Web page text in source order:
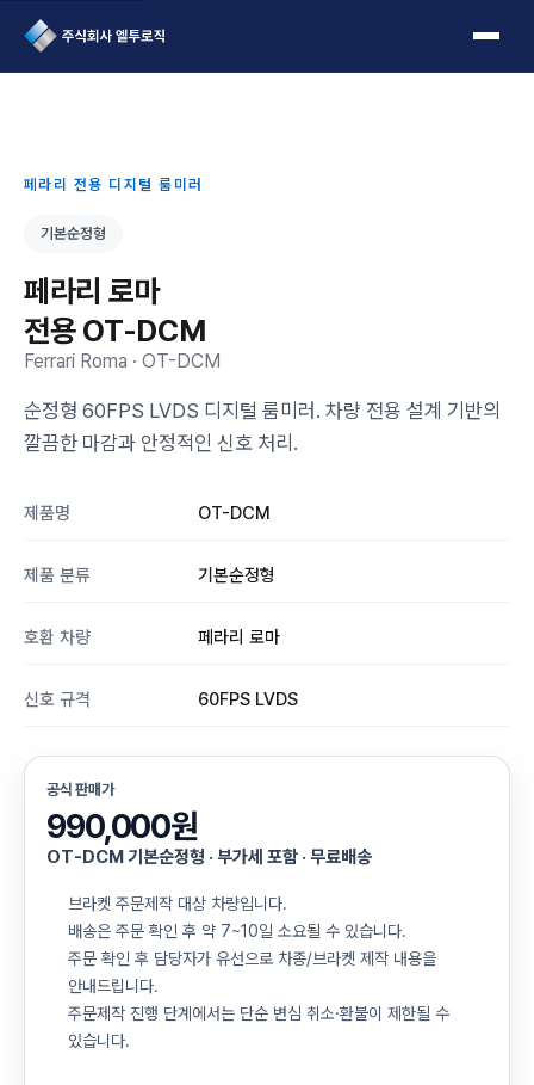
L2Logic 1onetake
페라리 전용 디지털 룸미러
기본순정형
페라리 로마
전용 OT-DCM
Ferrari Roma · OT-DCM
순정형 60FPS LVDS 디지털 룸미러. 차량 전용 설계 기반의
깔끔한 마감과 안정적인 신호 처리.
제품명 OT-DCM
제품 분류 기본순정형
호환 차량 페라리 로마
신호 규격 60FPS LVDS
공식 판매가
990,000원
OT-DCM 기본순정형 · 부가세 포함 · 무료배송
브라켓 주문제작 대상 차량입니다.
배송은 주문 확인 후 약 7~10일 소요될 수 있습니다.
주문 확인 후 담당자가 유선으로 차종/브라켓 제작 내용을
안내드립니다.
주문제작 진행 단계에서는 단순 변심 취소·환불이 제한될 수
있습니다.